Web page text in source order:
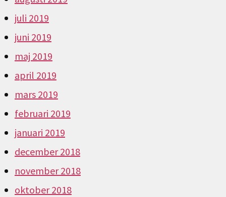
juli 2019
juni 2019
maj 2019
april 2019
mars 2019
februari 2019
januari 2019
december 2018
november 2018
oktober 2018